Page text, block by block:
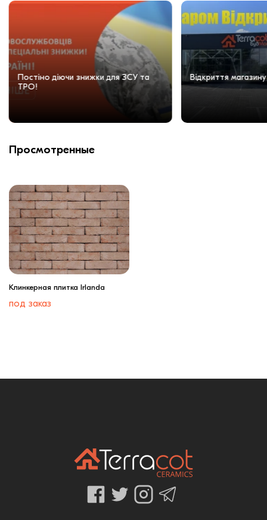
Постіно діючи знижки для ЗСУ та
ТРО!
Відкриття магазину
Просмотренные
Клинкерная плитка Irlanda
под заказ